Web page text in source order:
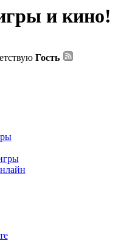
и кино!
Гость